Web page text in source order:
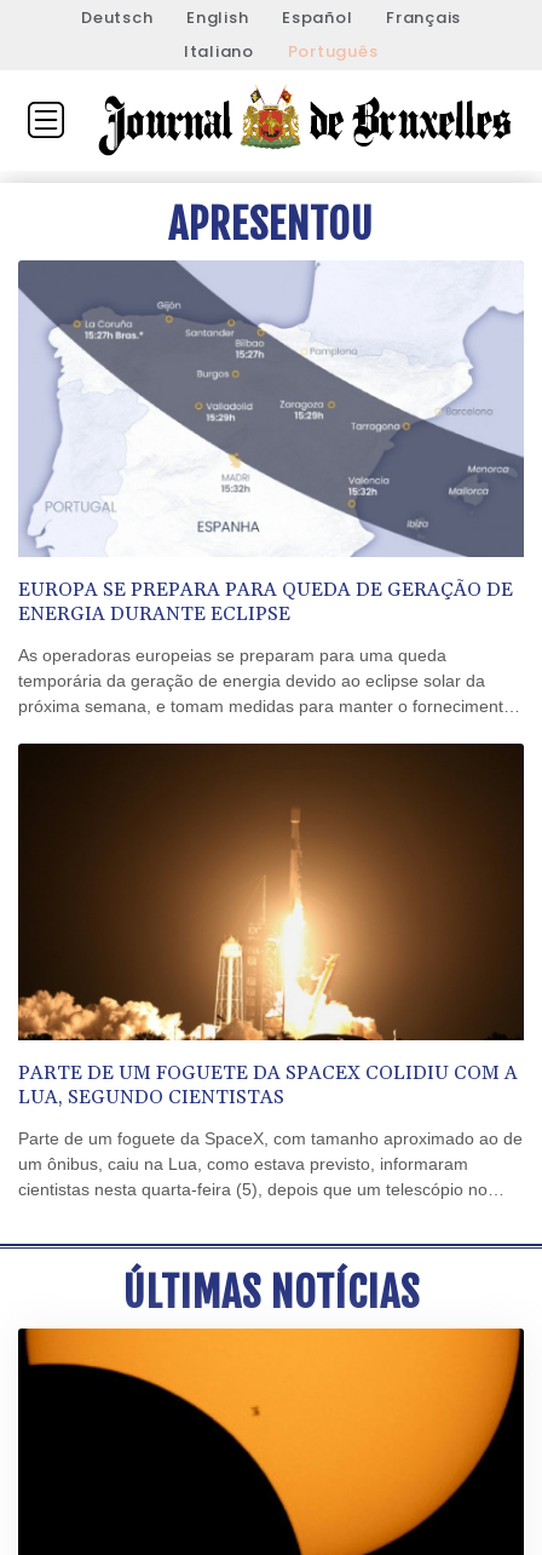
Deutsch English Español
Français
Italiano
Português
APRESENTOU
EUROPA SE PREPARA PARA QUEDA DE GERAÇÃO DE
ENERGIA DURANTE ECLIPSE
As operadoras europeias se preparam para uma queda
temporária da geração de energia devido ao eclipse solar da
próxima semana, e tomam medidas para manter o fornecimento,
PARTE DE UM FOGUETE DA SPACEX COLIDIU COM A
LUA, SEGUNDO CIENTISTAS
Parte de um foguete da SpaceX, com tamanho aproximado ao de
um ônibus, caiu na Lua, como estava previsto, informaram
cientistas nesta quarta-feira (5), depois que um telescópio no
ÚLTIMAS NOTÍCIAS